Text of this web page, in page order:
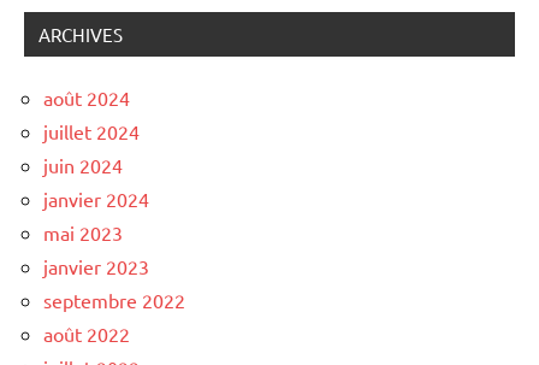
ARCHIVES
août 2024
juillet 2024
juin 2024
janvier 2024
mai 2023
janvier 2023
septembre 2022
août 2022